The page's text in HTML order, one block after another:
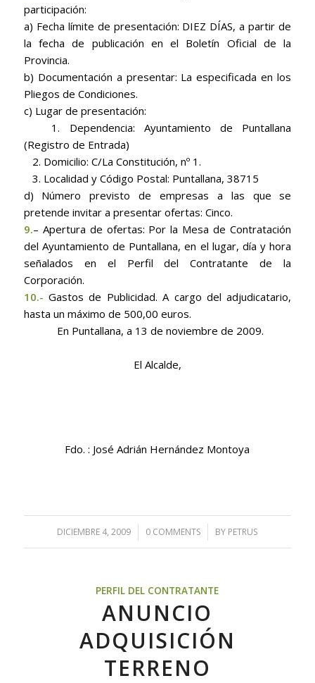
participación:
a) Fecha límite de presentación: DIEZ DÍAS, a partir de
la fecha de publicación en el Boletín Oficial de la
Provincia.
b) Documentación a presentar: La especificada en los
Pliegos de Condiciones.
c) Lugar de presentación:
1. Dependencia: Ayuntamiento de Puntallana
(Registro de Entrada)
2. Domicilio: C/La Constitución, nº 1.
3. Localidad y Código Postal: Puntallana, 38715
d) Número previsto de empresas a las que se
pretende invitar a presentar ofertas: Cinco.
9.– Apertura de ofertas: Por la Mesa de Contratación
del Ayuntamiento de Puntallana, en el lugar, día y hora
señalados en el Perfil del Contratante de la
Corporación.
10.- Gastos de Publicidad. A cargo del adjudicatario,
hasta un máximo de 500,00 euros.
En Puntallana, a 13 de noviembre de 2009.
El Alcalde,
Fdo. : José Adrián Hernández Montoya
DICIEMBRE 4, 2009
/ 0 COMMENTS
/ BY PETRUS
PERFIL DEL CONTRATANTE
ANUNCIO
ADQUISICIÓN
TERRENO